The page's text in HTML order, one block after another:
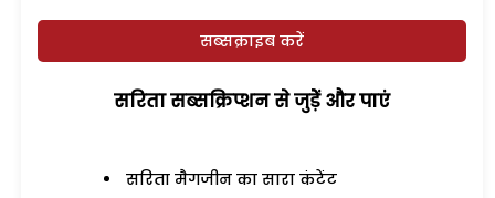
सब्सक्राइब करें
सरिता सब्सक्रिप्शन से जुड़ेें और पाएं
सरिता मैगजीन का सारा कंटेंट